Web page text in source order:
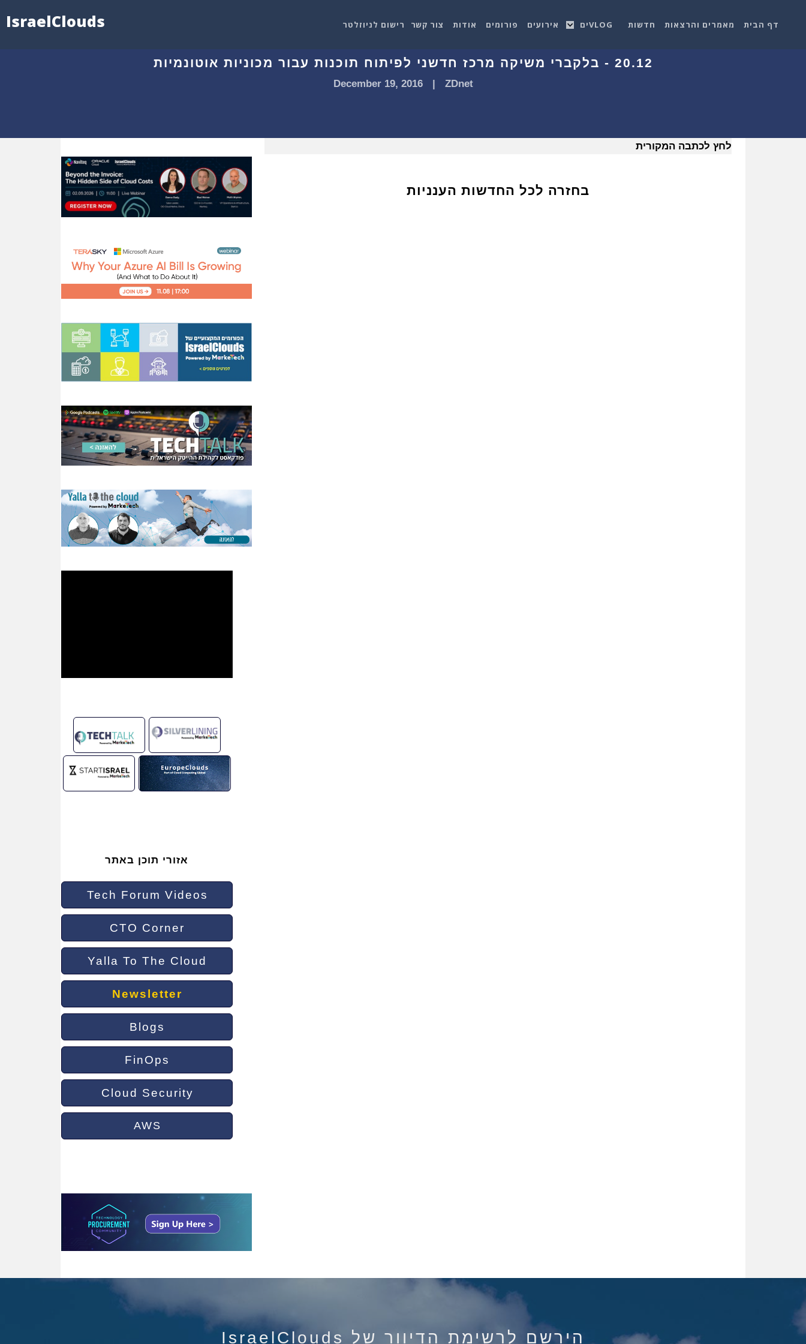
IsraelClouds דף הבית מאמרים והרצאות חדשות VLOGים אירועים פורומים אודות צור קשר רישום לניוזלטר
20.12 - בלקברי משיקה מרכז חדשני לפיתוח תוכנות עבור מכוניות אוטונמיות
ZDnet
|
December 19, 2016
אזורי תוכן באתר
Tech Forum Videos
CTO Corner
Yalla To The Cloud
Newsletter
Blogs
FinOps
Cloud Security
AWS
לחץ לכתבה המקורית
בחזרה לכל החדשות הענניות
הירשם לרשימת הדיוור של IsraelClouds